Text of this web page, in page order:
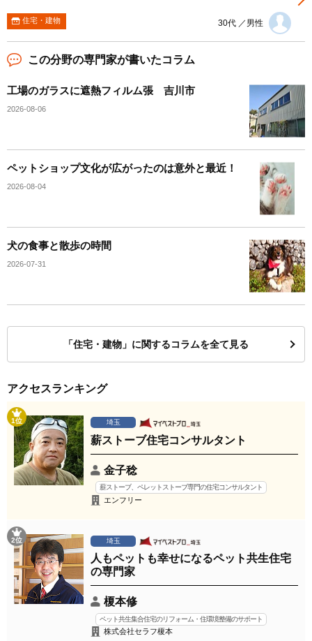
住宅・建物 30代 ／男性
この分野の専門家が書いたコラム
工場のガラスに遮熱フィルム張 吉川市
2026-08-06
ペットショップ文化が広がったのは意外と最近！
2026-08-04
犬の食事と散歩の時間
2026-07-31
「住宅・建物」に関するコラムを全て見る
アクセスランキング
1位 埼玉
薪ストーブ住宅コンサルタント
金子稔
薪ストーブ、ペレットストーブ専門の住宅コンサルタント
エンフリー
2位 埼玉
人もペットも幸せになるペット共生住宅
の専門家
榎本修
ペット共生集合住宅のリフォーム・住環境整備のサポート
株式会社セラフ榎本